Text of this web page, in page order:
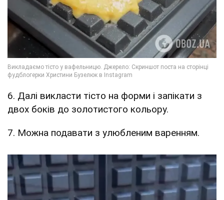
6. Далі викласти тісто на форми і запікати з
двох боків до золотистого кольору.
7. Можна подавати з улюбленим варенням.